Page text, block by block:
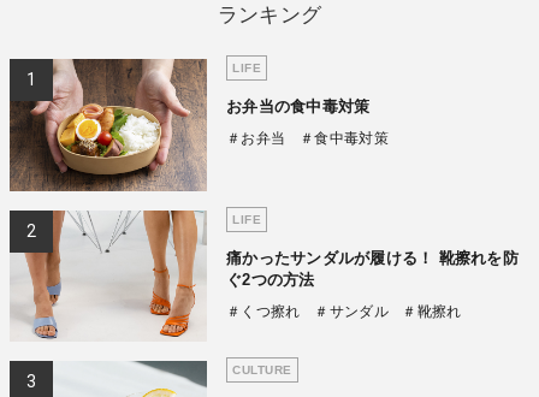
ランキング
LIFE
お弁当の食中毒対策
＃お弁当 ＃食中毒対策
LIFE
痛かったサンダルが履ける！ 靴擦れを防
ぐ2つの方法
＃くつ擦れ ＃サンダル ＃靴擦れ
CULTURE